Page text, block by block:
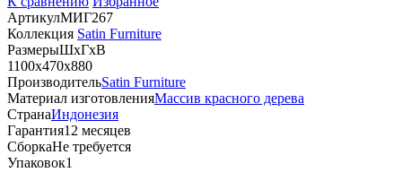
АртикулМИГ267
Коллекция Satin Furniture
РазмерыШхГхВ
1100х470х880
ПроизводительSatin Furniture
Материал изготовленияМассив красного дерева
СтранаИндонезия
Гарантия12 месяцев
СборкаНе требуется
Упаковок1